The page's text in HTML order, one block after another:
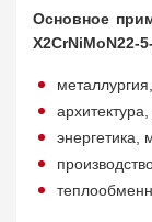
Основное
X2CrNiMoN22-
энергетика,